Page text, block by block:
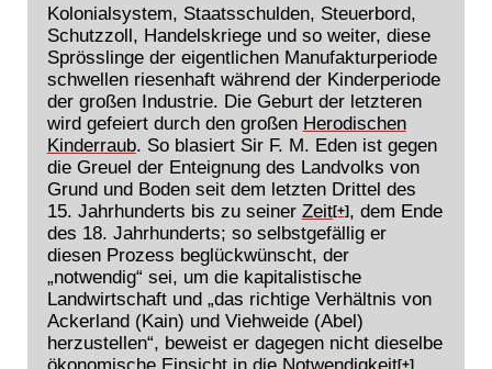
Kolonialsystem, Staatsschulden, Steuerbord,
Schutzzoll, Handelskriege und so weiter, diese
Sprösslinge der eigentlichen Manufakturperiode
schwellen riesenhaft während der Kinderperiode
der großen Industrie. Die Geburt der letzteren
wird gefeiert durch den großen Herodischen
Kinderraub. So blasiert Sir F. M. Eden ist gegen
die Greuel der Enteignung des Landvolks von
Grund und Boden seit dem letzten Drittel des
15. Jahrhunderts bis zu seiner Zeit[+], dem Ende
des 18. Jahrhunderts; so selbstgefällig er
diesen Prozess beglückwünscht, der
„notwendig“ sei, um die kapitalistische
Landwirtschaft und „das richtige Verhältnis von
Ackerland (Kain) und Viehweide (Abel)
herzustellen“, beweist er dagegen nicht dieselbe
ökonomische Einsicht in die Notwendigkeit[+]